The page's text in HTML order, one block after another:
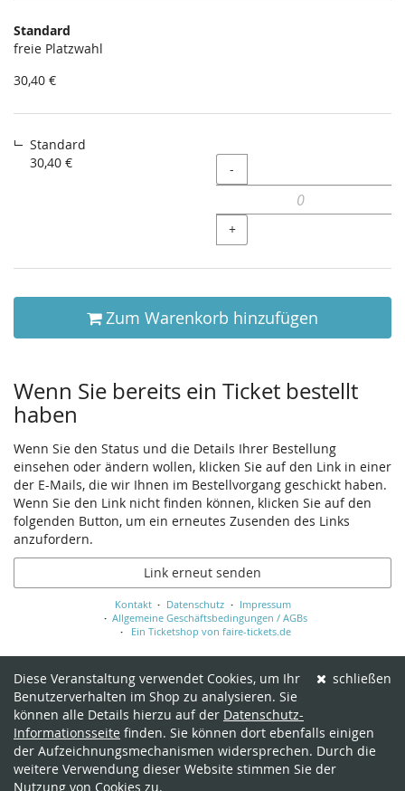
Produkte
Unkategorisierte
Produkte
Standard
freie Platzwahl
30,40 €
Standard
30,40 €
Menge
-
+
Zum Warenkorb hinzufügen
Wenn Sie bereits ein Ticket bestellt
haben
Wenn Sie den Status und die Details Ihrer Bestellung
einsehen oder ändern wollen, klicken Sie auf den Link in einer
der E-Mails, die wir Ihnen im Bestellvorgang geschickt haben.
Wenn Sie den Link nicht finden können, klicken Sie auf den
folgenden Button, um ein erneutes Zusenden des Links
anzufordern.
Link erneut senden
Kontakt Datenschutz
Impressum
Allgemeine Geschäftsbedingungen / AGBs
Ein Ticketshop von faire-tickets.de
schließen
Diese Veranstaltung verwendet Cookies, um Ihr
Benutzerverhalten im Shop zu analysieren. Sie
können alle Details hierzu auf der Datenschutz-
Informationsseite finden. Sie können dort ebenfalls einigen
der Aufzeichnungsmechanismen widersprechen. Durch die
weitere Verwendung dieser Website stimmen Sie der
Nutzung von Cookies zu.